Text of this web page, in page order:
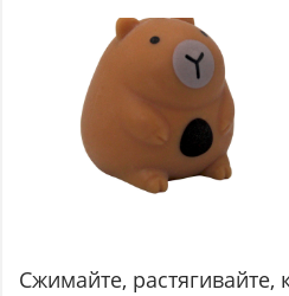
Сжимайте, растягивайте,